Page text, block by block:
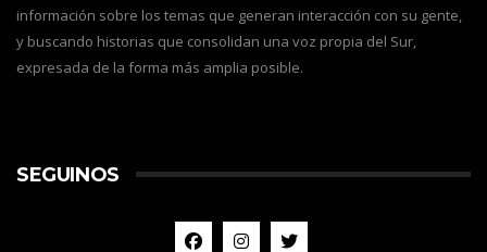
información sobre los temas que generan interacción con su gente,
y buscando historias que consolidan una voz propia del Sur,
expresada de la forma más amplia posible.
SEGUINOS